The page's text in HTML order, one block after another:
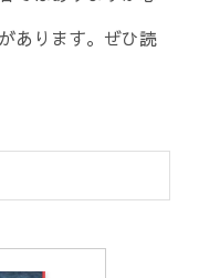
あります。ぜひ読